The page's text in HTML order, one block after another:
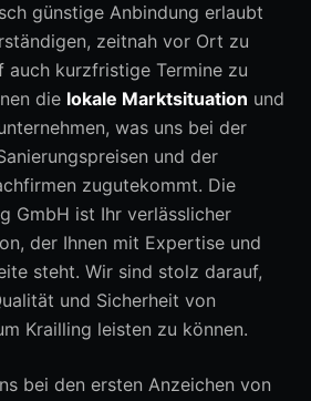
günstige Anbindung erlaubt
zeitnah vor Ort zu
auch kurzfristige Termine zu
die lokale Marktsituation und
was uns bei der
und der
zugutekommt. Die
GmbH ist Ihr verlässlicher
der Ihnen mit Expertise und
steht. Wir sind stolz darauf,
und Sicherheit von
Krailling leisten zu können.
bei den ersten Anzeichen von